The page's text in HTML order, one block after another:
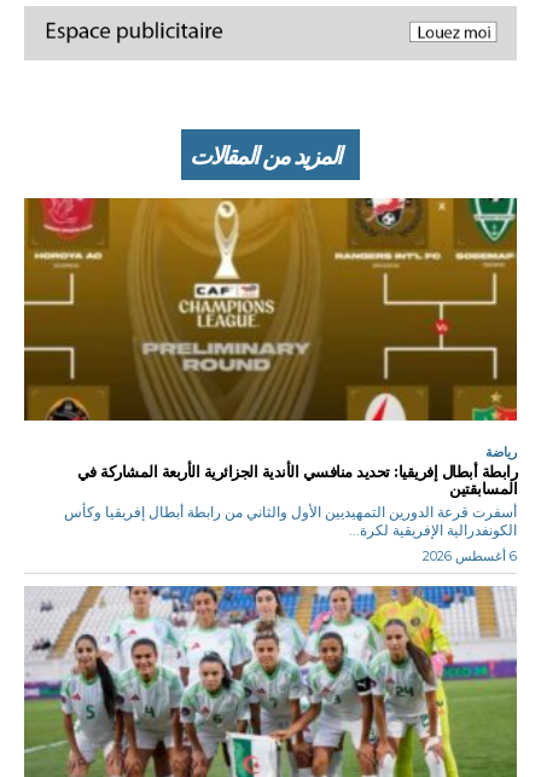
المزيد من المقالات
رياضة
رابطة أبطال إفريقيا: تحديد منافسي الأندية الجزائرية الأربعة المشاركة في
المسابقتين
أسفرت قرعة الدورين التمهيديين الأول والثاني من رابطة أبطال إفريقيا وكأس
الكونفدرالية الإفريقية لكرة...
6 أغسطس 2026